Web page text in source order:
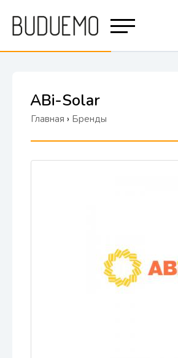
ABi-Solar
Главная › Бренды